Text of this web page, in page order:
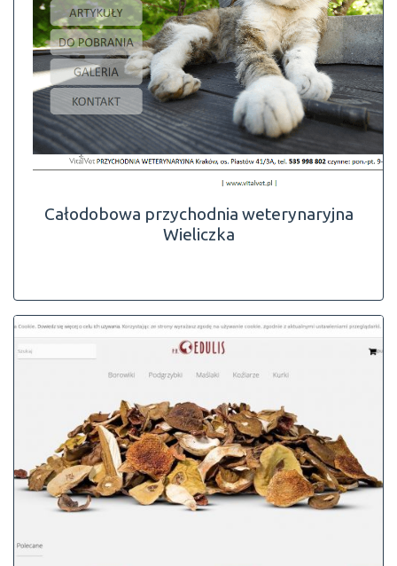
Całodobowa przychodnia weterynaryjna
Wieliczka